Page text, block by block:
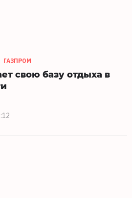
ГАЗПРОМ
свою базу отдыха в